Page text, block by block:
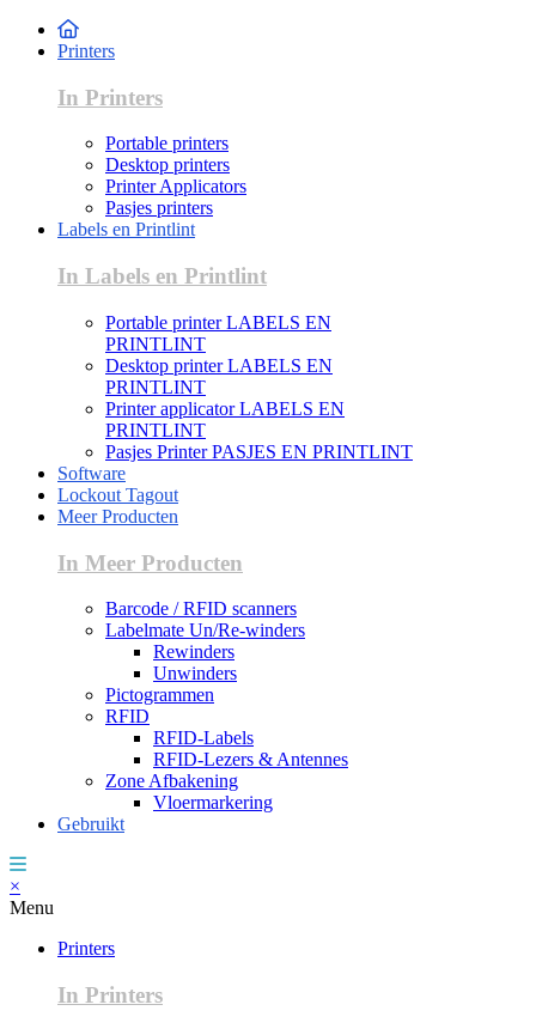
Printers
In Printers
Portable printers
Desktop printers
Printer Applicators
Pasjes printers
Labels en Printlint
In Labels en Printlint
Portable printer LABELS EN
PRINTLINT
Desktop printer LABELS EN
PRINTLINT
Printer applicator LABELS EN
PRINTLINT
Pasjes Printer PASJES EN PRINTLINT
Software
Lockout Tagout
Meer Producten
In Meer Producten
Barcode / RFID scanners
Labelmate Un/Re-winders
Rewinders
Unwinders
Pictogrammen
RFID
RFID-Labels
RFID-Lezers & Antennes
Zone Afbakening
Vloermarkering
Gebruikt
×
Menu
Printers
In Printers